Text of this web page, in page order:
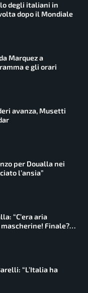
degli italiani in
dopo il Mondiale
Marquez a
e gli orari
avanza, Musetti
per Doualla nei
l’ansia”
“C’era aria
Finale?
“L’Italia ha